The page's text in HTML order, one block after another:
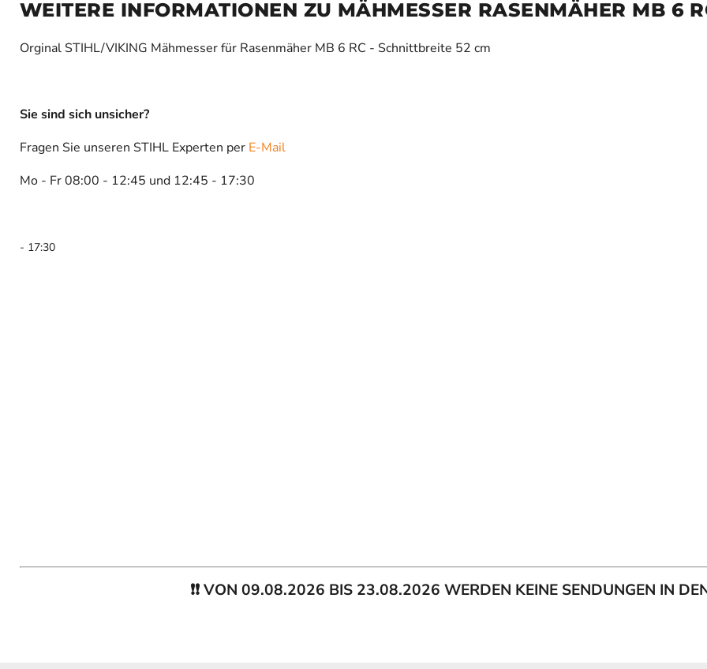
WEITERE INFORMATIONEN ZU MÄHMESSER RASENMÄHER MB 6
Orginal STIHL/VIKING Mähmesser für Rasenmäher MB 6 RC - Schnittbreite 52 cm
Sie sind sich unsicher?
Fragen Sie unseren STIHL Experten per E-Mail
Mo - Fr 08:00 - 12:45 und 12:45 - 17:30
- 17:30
❗❗ VON 09.08.2026 BIS 23.08.2026 WERDEN KEINE SENDUNGEN IN DEN